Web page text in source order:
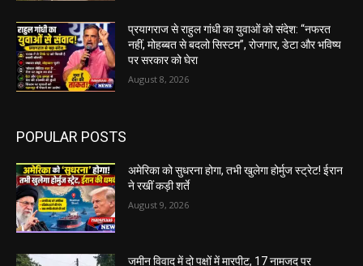
प्रयागराज से राहुल गांधी का युवाओं को संदेश: “नफरत
नहीं, मोहब्बत से बदलो सिस्टम”, रोजगार, डेटा और भविष्य
पर सरकार को घेरा
August 8, 2026
POPULAR POSTS
अमेरिका को सुधरना होगा, तभी खुलेगा होर्मुज स्ट्रेट! ईरान
ने रखीं कड़ी शर्ते
August 9, 2026
जमीन विवाद में दो पक्षों में मारपीट, 17 नामजद पर